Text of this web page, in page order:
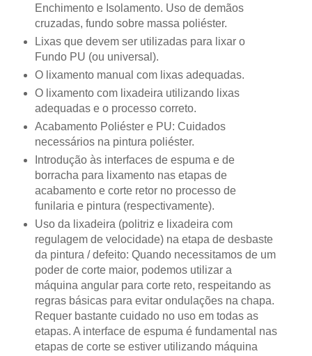
Enchimento e Isolamento. Uso de demãos
cruzadas, fundo sobre massa poliéster.
Lixas que devem ser utilizadas para lixar o
Fundo PU (ou universal).
O lixamento manual com lixas adequadas.
O lixamento com lixadeira utilizando lixas
adequadas e o processo correto.
Acabamento Poliéster e PU: Cuidados
necessários na pintura poliéster.
Introdução às interfaces de espuma e de
borracha para lixamento nas etapas de
acabamento e corte retor no processo de
funilaria e pintura (respectivamente).
Uso da lixadeira (politriz e lixadeira com
regulagem de velocidade) na etapa de desbaste
da pintura / defeito: Quando necessitamos de um
poder de corte maior, podemos utilizar a
máquina angular para corte reto, respeitando as
regras básicas para evitar ondulações na chapa.
Requer bastante cuidado no uso em todas as
etapas. A interface de espuma é fundamental nas
etapas de corte se estiver utilizando máquina